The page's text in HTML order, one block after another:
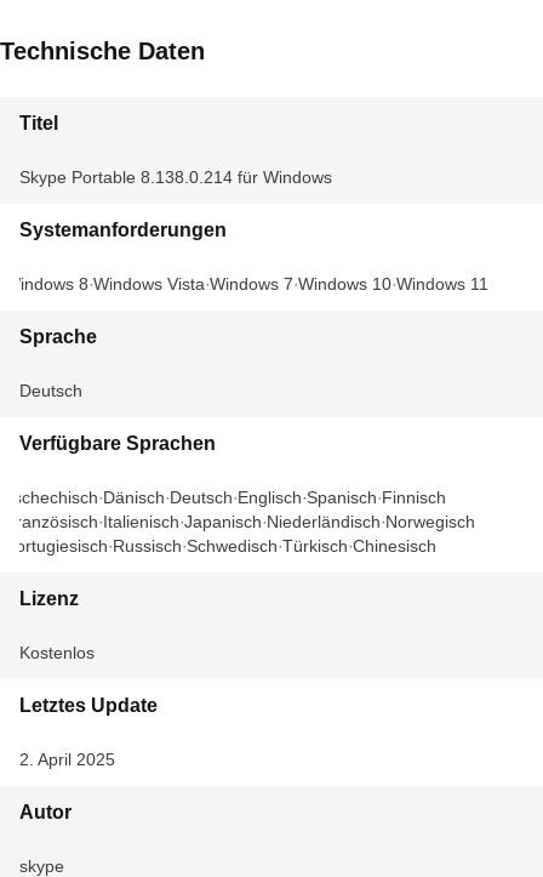
Technische Daten
Titel
Skype Portable 8.138.0.214 für Windows
Systemanforderungen
Windows 8 Windows Vista Windows 7 Windows 10 Windows 11
Sprache
Deutsch
Verfügbare Sprachen
Tschechisch Dänisch Deutsch Englisch Spanisch Finnisch
Französisch Italienisch Japanisch Niederländisch Norwegisch
Portugiesisch Russisch Schwedisch Türkisch Chinesisch
Lizenz
Kostenlos
Letztes Update
2. April 2025
Autor
skype